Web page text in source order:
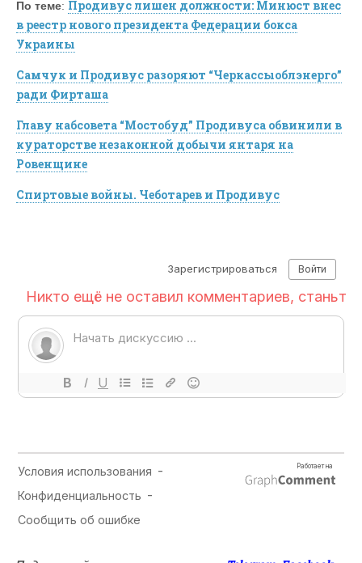
По теме: Продивус лишен должности: Минюст внес
в реестр нового президента Федерации бокса
Украины
Самчук и Продивус разоряют “Черкассыоблэнерго”
ради Фирташа
Главу набсовета “Мостобуд” Продивуса обвинили в
кураторстве незаконной добычи янтаря на
Ровенщине
Спиртовые войны. Чеботарев и Продивус